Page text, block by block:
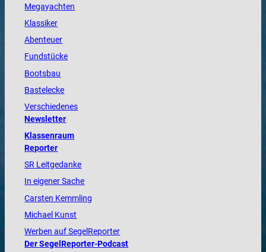
Megayachten
Klassiker
Abenteuer
Fundstücke
Bootsbau
Bastelecke
Verschiedenes
Newsletter
Klassenraum
Reporter
SR Leitgedanke
In eigener Sache
Carsten Kemmling
Michael Kunst
Werben auf SegelReporter
Der SegelReporter-Podcast